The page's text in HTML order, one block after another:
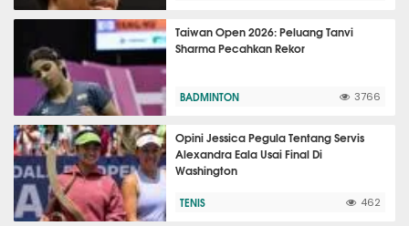
Taiwan Open 2026: Peluang Tanvi
Sharma Pecahkan Rekor
BADMINTON 3766
Opini Jessica Pegula Tentang Servis
Alexandra Eala Usai Final Di
Washington
TENIS 462